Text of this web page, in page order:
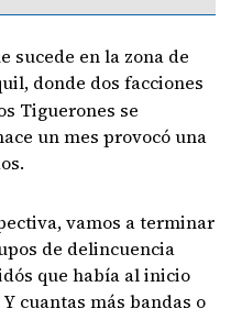
sucede en la zona de
donde dos facciones
Tiguerones se
un mes provocó una
vamos a terminar
de delincuencia
que había al inicio
cuantas más bandas o